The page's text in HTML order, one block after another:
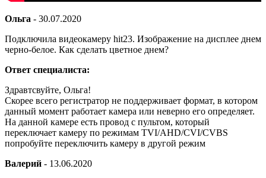
Ольга - 30.07.2020
Подключила видеокамеру hit23. Изображение на дисплее днем
черно-белое. Как сделать цветное днем?
Ответ специалиста:
Здравтсвуйте, Ольга!
Скорее всего регистратор не поддерживает формат, в котором
данный момент работает камера или неверно его определяет.
На данной камере есть провод с пультом, который
переключает камеру по режимам TVI/AHD/CVI/CVBS
попробуйте переключить камеру в другой режим
Валерий - 13.06.2020